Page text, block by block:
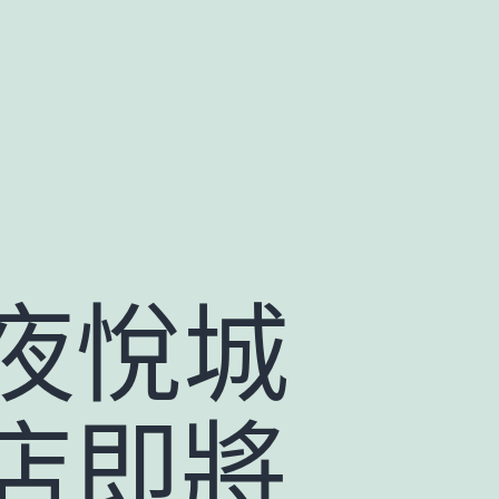
悅城
即將